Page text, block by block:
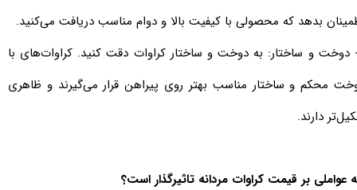
بدهد که محصولی با کیفیت بالا و دوام مناسب دریافت می‌کنید.
دوخت و ساختار: به دوخت و ساختار کراوات دقت کنید. کراوات‌های با
محکم و ساختار مناسب بهتر روی پیراهن قرار می‌گیرند و ظاهری
دارند.
عواملی بر قیمت کراوات مردانه تاثیرگذار است؟